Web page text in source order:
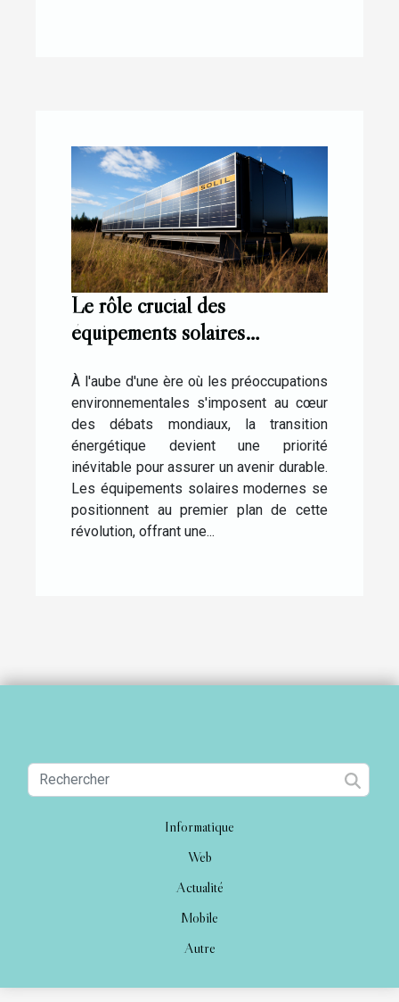
Le rôle crucial des
équipements solaires
énergétique
À l'aube d'une ère où les préoccupations
environnementales s'imposent au cœur
des débats mondiaux, la transition
énergétique devient une priorité
inévitable pour assurer un avenir durable.
Les équipements solaires modernes se
positionnent au premier plan de cette
révolution, offrant une...
Informatique
Web
Actualité
Mobile
Autre